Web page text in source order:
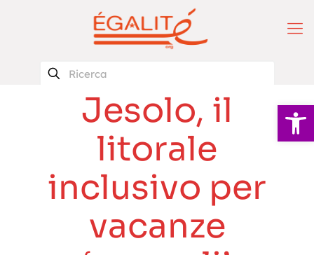
Apri la
Jesolo, il
litorale
inclusivo per
vacanze